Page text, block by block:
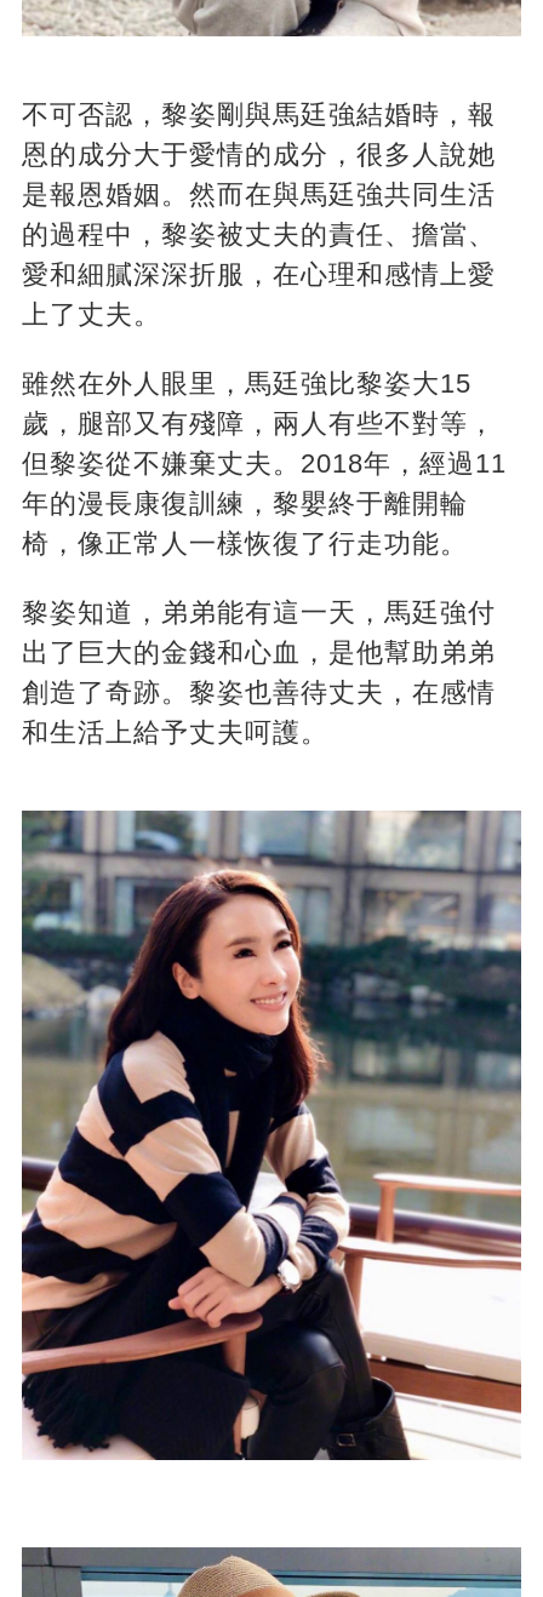
不可否認，黎姿剛與馬廷強結婚時，報
恩的成分大于愛情的成分，很多人說她
是報恩婚姻。然而在與馬廷強共同生活
的過程中，黎姿被丈夫的責任、擔當、
愛和細膩深深折服，在心理和感情上愛
上了丈夫。
雖然在外人眼里，馬廷強比黎姿大15
歲，腿部又有殘障，兩人有些不對等，
但黎姿從不嫌棄丈夫。2018年，經過11
年的漫長康復訓練，黎嬰終于離開輪
椅，像正常人一樣恢復了行走功能。
黎姿知道，弟弟能有這一天，馬廷強付
出了巨大的金錢和心血，是他幫助弟弟
創造了奇跡。黎姿也善待丈夫，在感情
和生活上給予丈夫呵護。